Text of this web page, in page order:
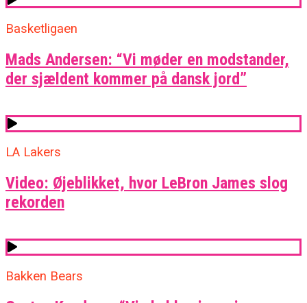
Basketligaen
Mads Andersen: “Vi møder en modstander,
der sjældent kommer på dansk jord”
LA Lakers
Video: Øjeblikket, hvor LeBron James slog
rekorden
Bakken Bears